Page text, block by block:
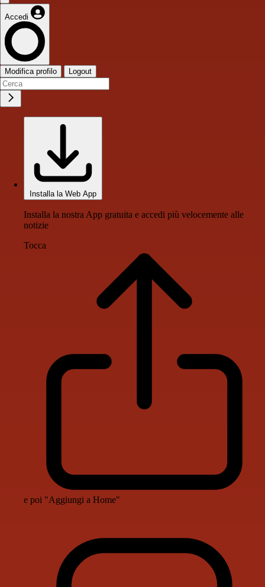
Accedi
Modifica profilo Logout
Installa la Web App
Installa la nostra App gratuita e accedi più velocemente alle
notizie
Tocca
e poi "Aggiungi a Home"